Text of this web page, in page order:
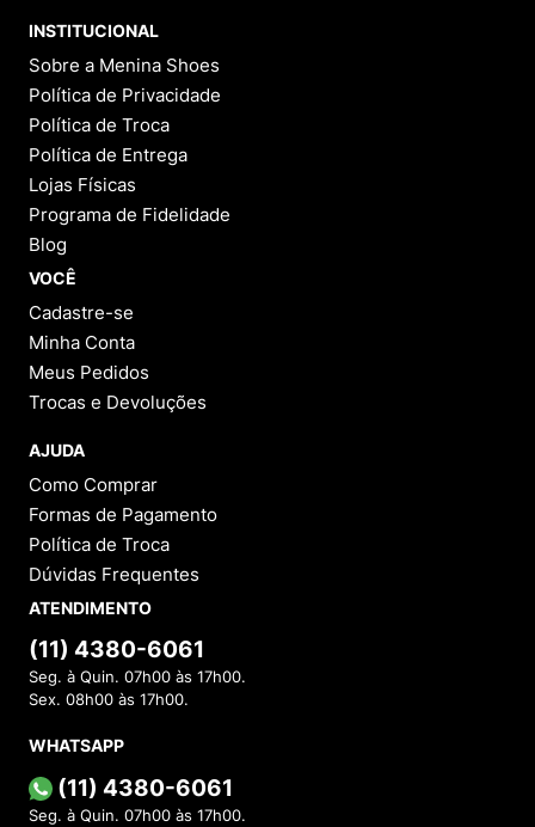
INSTITUCIONAL
Sobre a Menina Shoes
Política de Privacidade
Política de Troca
Política de Entrega
Lojas Físicas
Programa de Fidelidade
Blog
VOCÊ
Cadastre-se
Minha Conta
Meus Pedidos
Trocas e Devoluções
AJUDA
Como Comprar
Formas de Pagamento
Política de Troca
Dúvidas Frequentes
ATENDIMENTO
(11) 4380-6061
Seg. à Quin. 07h00 às 17h00.
Sex. 08h00 às 17h00.
WHATSAPP
(11) 4380-6061
Seg. à Quin. 07h00 às 17h00.